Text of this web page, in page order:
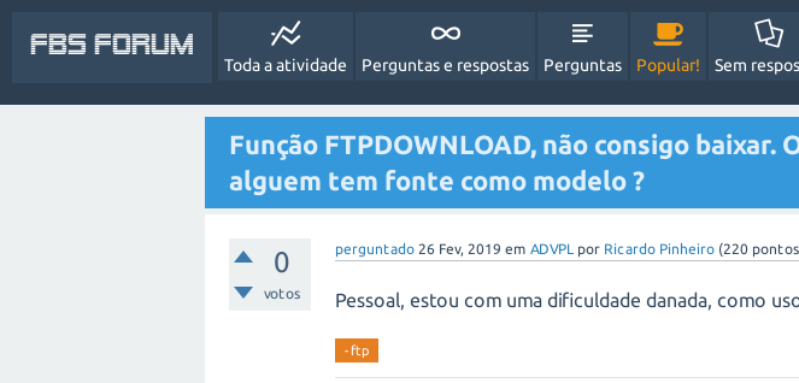
FBS Forum
Toda a atividade Perguntas e respostas Perguntas Popular! Sem
Função FTPDOWNLOAD, não consigo baixar.
alguem tem fonte como modelo ?
0
votos
perguntado 26 Fev, 2019 em ADVPL por Ricardo Pinheiro (220
Pessoal, estou com uma dificuldade danada, como
-ftp